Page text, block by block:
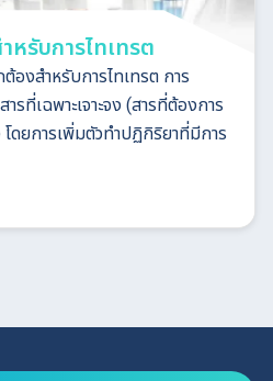
หรับการไทเทรต
องสำหรับการไทเทรต การ
รที่เฉพาะเจาะจง (สารที่ต้องการ
โดยการเพิ่มตัวทำปฏิกิริยาที่มีการ